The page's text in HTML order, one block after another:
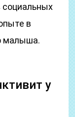
социальных
в
малыша.
у